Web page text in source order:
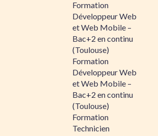
Formation
Développeur Web
et Web Mobile –
Bac+2 en continu
(Toulouse)
Formation
Développeur Web
et Web Mobile –
Bac+2 en continu
(Toulouse)
Formation
Technicien